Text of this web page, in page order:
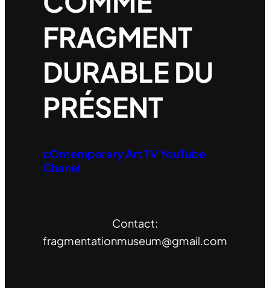
FRAGMENT
DURABLE DU
PRÉSENT
cOntemporary Art TV YouTube
Chanel
Contact:
fragmentationmuseum@gmail.com